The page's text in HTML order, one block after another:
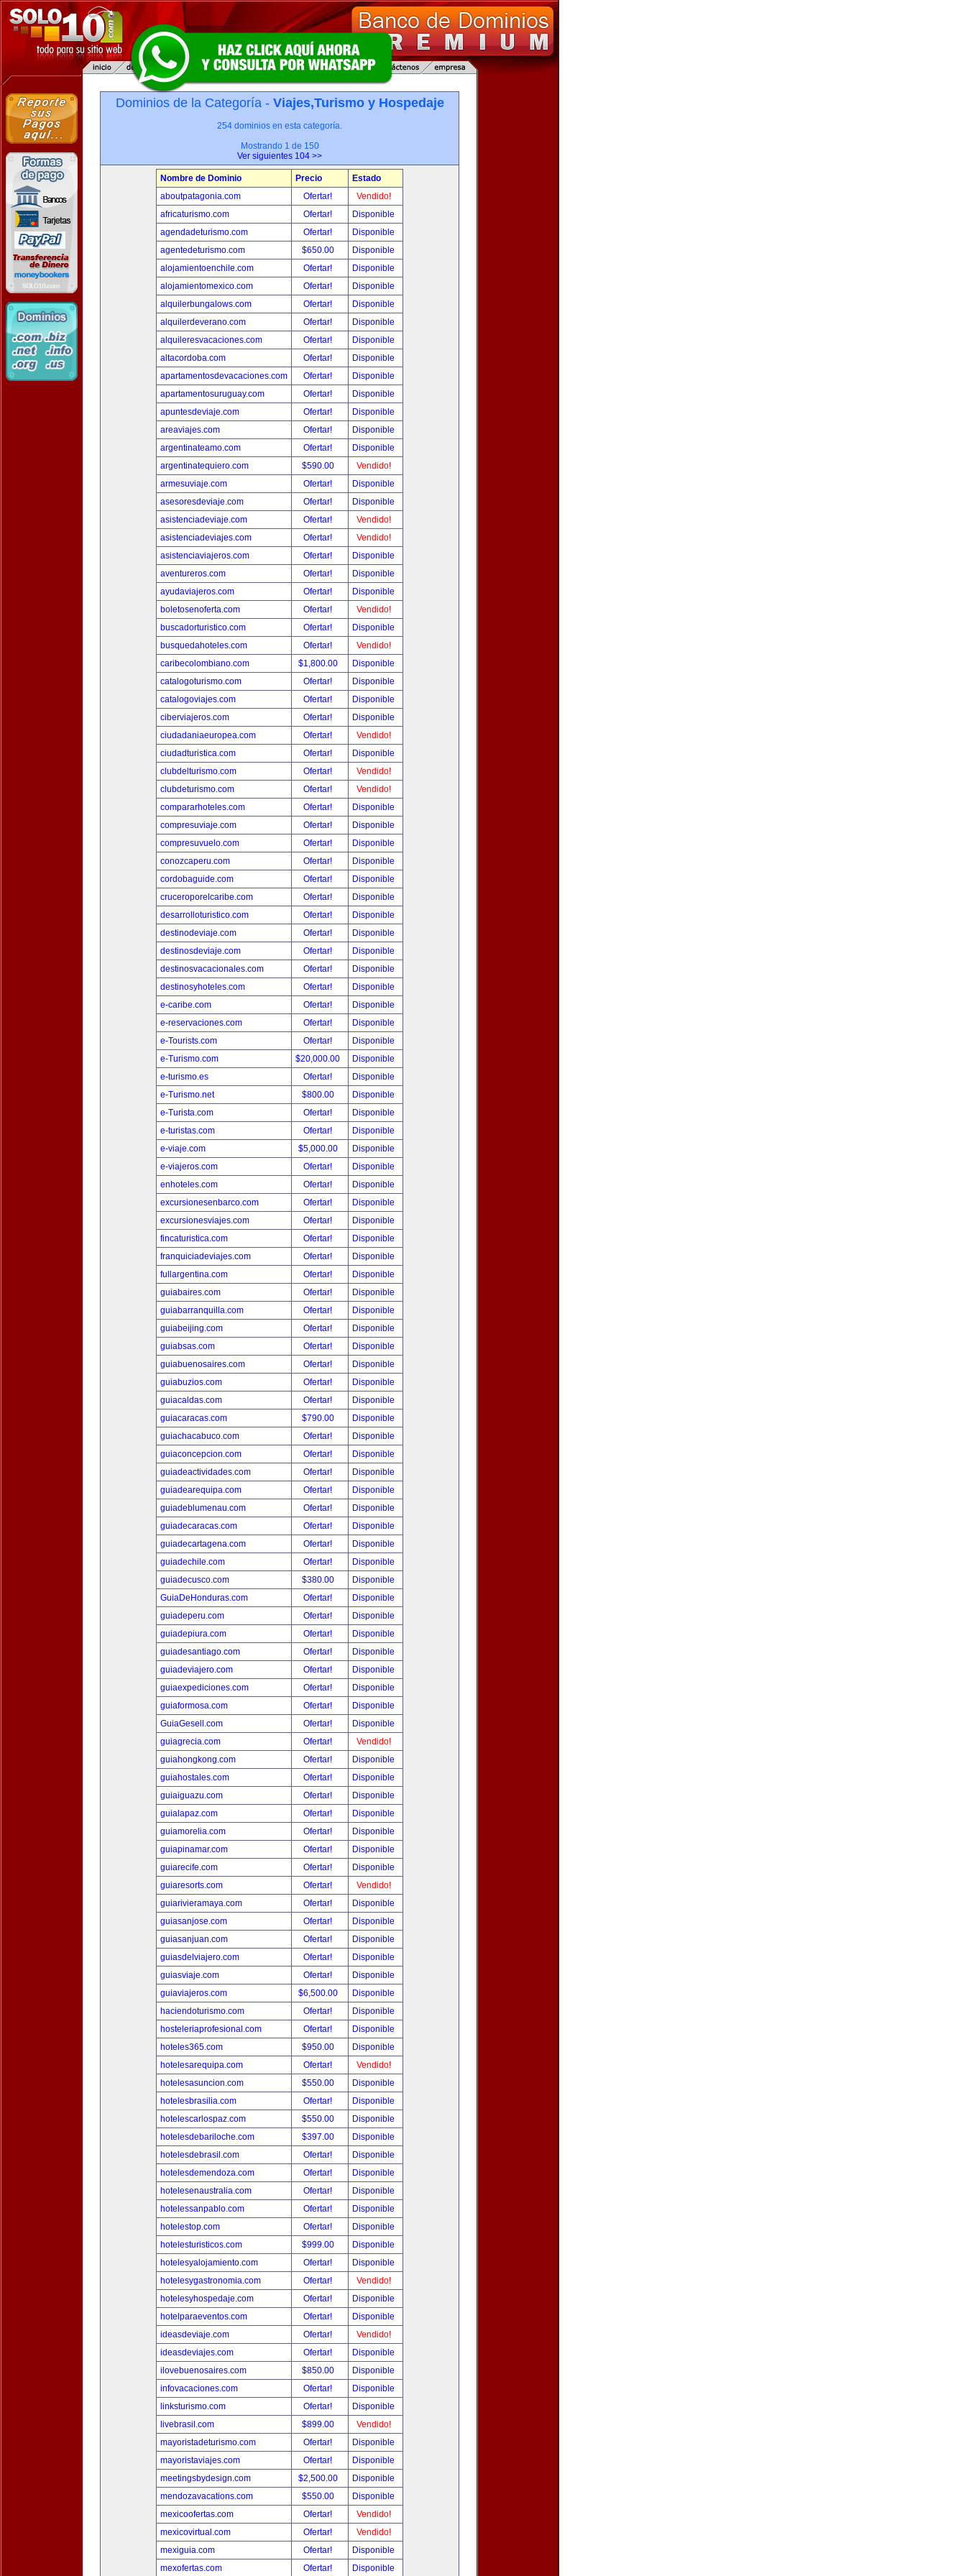
Dominios de la Categoría - Viajes,Turismo y Hospedaje
254 dominios en esta categoría.
Mostrando 1 de 150
Ver siguientes 104 >>
Nombre de Dominio Precio
Estado
aboutpatagonia.com
Ofertar!
Vendido!
africaturismo.com
Ofertar!
Disponible
agendadeturismo.com
Ofertar!
Disponible
agentedeturismo.com
$650.00
Disponible
alojamientoenchile.com
Ofertar!
Disponible
alojamientomexico.com
Ofertar!
Disponible
alquilerbungalows.com
Ofertar!
Disponible
alquilerdeverano.com
Ofertar!
Disponible
alquileresvacaciones.com
Ofertar!
Disponible
altacordoba.com
Ofertar!
Disponible
apartamentosdevacaciones.com
Ofertar!
Disponible
apartamentosuruguay.com
Ofertar!
Disponible
apuntesdeviaje.com
Ofertar!
Disponible
areaviajes.com
Ofertar!
Disponible
argentinateamo.com
Ofertar!
Disponible
argentinatequiero.com
$590.00
Vendido!
armesuviaje.com
Ofertar!
Disponible
asesoresdeviaje.com
Ofertar!
Disponible
asistenciadeviaje.com
Ofertar!
Vendido!
asistenciadeviajes.com
Ofertar!
Vendido!
asistenciaviajeros.com
Ofertar!
Disponible
aventureros.com
Ofertar!
Disponible
ayudaviajeros.com
Ofertar!
Disponible
boletosenoferta.com
Ofertar!
Vendido!
buscadorturistico.com
Ofertar!
Disponible
busquedahoteles.com
Ofertar!
Vendido!
caribecolombiano.com
$1,800.00
Disponible
catalogoturismo.com
Ofertar!
Disponible
catalogoviajes.com
Ofertar!
Disponible
ciberviajeros.com
Ofertar!
Disponible
ciudadaniaeuropea.com
Ofertar!
Vendido!
ciudadturistica.com
Ofertar!
Disponible
clubdelturismo.com
Ofertar!
Vendido!
clubdeturismo.com
Ofertar!
Vendido!
compararhoteles.com
Ofertar!
Disponible
compresuviaje.com
Ofertar!
Disponible
compresuvuelo.com
Ofertar!
Disponible
conozcaperu.com
Ofertar!
Disponible
cordobaguide.com
Ofertar!
Disponible
cruceroporelcaribe.com
Ofertar!
Disponible
desarrolloturistico.com
Ofertar!
Disponible
destinodeviaje.com
Ofertar!
Disponible
destinosdeviaje.com
Ofertar!
Disponible
destinosvacacionales.com
Ofertar!
Disponible
destinosyhoteles.com
Ofertar!
Disponible
e-caribe.com
Ofertar!
Disponible
e-reservaciones.com
Ofertar!
Disponible
e-Tourists.com
Ofertar!
Disponible
e-Turismo.com
$20,000.00
Disponible
e-turismo.es
Ofertar!
Disponible
e-Turismo.net
$800.00
Disponible
e-Turista.com
Ofertar!
Disponible
e-turistas.com
Ofertar!
Disponible
e-viaje.com
$5,000.00
Disponible
e-viajeros.com
Ofertar!
Disponible
enhoteles.com
Ofertar!
Disponible
excursionesenbarco.com
Ofertar!
Disponible
excursionesviajes.com
Ofertar!
Disponible
fincaturistica.com
Ofertar!
Disponible
franquiciadeviajes.com
Ofertar!
Disponible
fullargentina.com
Ofertar!
Disponible
guiabaires.com
Ofertar!
Disponible
guiabarranquilla.com
Ofertar!
Disponible
guiabeijing.com
Ofertar!
Disponible
guiabsas.com
Ofertar!
Disponible
guiabuenosaires.com
Ofertar!
Disponible
guiabuzios.com
Ofertar!
Disponible
guiacaldas.com
Ofertar!
Disponible
guiacaracas.com
$790.00
Disponible
guiachacabuco.com
Ofertar!
Disponible
guiaconcepcion.com
Ofertar!
Disponible
guiadeactividades.com
Ofertar!
Disponible
guiadearequipa.com
Ofertar!
Disponible
guiadeblumenau.com
Ofertar!
Disponible
guiadecaracas.com
Ofertar!
Disponible
guiadecartagena.com
Ofertar!
Disponible
guiadechile.com
Ofertar!
Disponible
guiadecusco.com
$380.00
Disponible
GuiaDeHonduras.com
Ofertar!
Disponible
guiadeperu.com
Ofertar!
Disponible
guiadepiura.com
Ofertar!
Disponible
guiadesantiago.com
Ofertar!
Disponible
guiadeviajero.com
Ofertar!
Disponible
guiaexpediciones.com
Ofertar!
Disponible
guiaformosa.com
Ofertar!
Disponible
GuiaGesell.com
Ofertar!
Disponible
guiagrecia.com
Ofertar!
Vendido!
guiahongkong.com
Ofertar!
Disponible
guiahostales.com
Ofertar!
Disponible
guiaiguazu.com
Ofertar!
Disponible
guialapaz.com
Ofertar!
Disponible
guiamorelia.com
Ofertar!
Disponible
guiapinamar.com
Ofertar!
Disponible
guiarecife.com
Ofertar!
Disponible
guiaresorts.com
Ofertar!
Vendido!
guiarivieramaya.com
Ofertar!
Disponible
guiasanjose.com
Ofertar!
Disponible
guiasanjuan.com
Ofertar!
Disponible
guiasdelviajero.com
Ofertar!
Disponible
guiasviaje.com
Ofertar!
Disponible
guiaviajeros.com
$6,500.00
Disponible
haciendoturismo.com
Ofertar!
Disponible
hosteleriaprofesional.com
Ofertar!
Disponible
hoteles365.com
$950.00
Disponible
hotelesarequipa.com
Ofertar!
Vendido!
hotelesasuncion.com
$550.00
Disponible
hotelesbrasilia.com
Ofertar!
Disponible
hotelescarlospaz.com
$550.00
Disponible
hotelesdebariloche.com
$397.00
Disponible
hotelesdebrasil.com
Ofertar!
Disponible
hotelesdemendoza.com
Ofertar!
Disponible
hotelesenaustralia.com
Ofertar!
Disponible
hotelessanpablo.com
Ofertar!
Disponible
hotelestop.com
Ofertar!
Disponible
hotelesturisticos.com
$999.00
Disponible
hotelesyalojamiento.com
Ofertar!
Disponible
hotelesygastronomia.com
Ofertar!
Vendido!
hotelesyhospedaje.com
Ofertar!
Disponible
hotelparaeventos.com
Ofertar!
Disponible
ideasdeviaje.com
Ofertar!
Vendido!
ideasdeviajes.com
Ofertar!
Disponible
ilovebuenosaires.com
$850.00
Disponible
infovacaciones.com
Ofertar!
Disponible
linksturismo.com
Ofertar!
Disponible
livebrasil.com
$899.00
Vendido!
mayoristadeturismo.com
Ofertar!
Disponible
mayoristaviajes.com
Ofertar!
Disponible
meetingsbydesign.com
$2,500.00
Disponible
mendozavacations.com
$550.00
Disponible
mexicoofertas.com
Ofertar!
Vendido!
mexicovirtual.com
Ofertar!
Vendido!
mexiguia.com
Ofertar!
Disponible
mexofertas.com
Ofertar! Disponible